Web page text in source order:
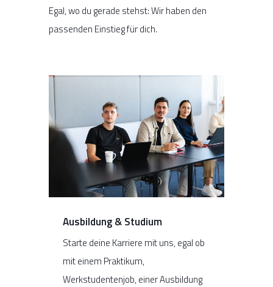
Egal, wo du gerade stehst: Wir haben den
passenden Einstieg für dich.
Ausbildung & Studium
Starte deine Karriere mit uns, egal ob
mit einem Praktikum,
Werkstudentenjob, einer Ausbildung